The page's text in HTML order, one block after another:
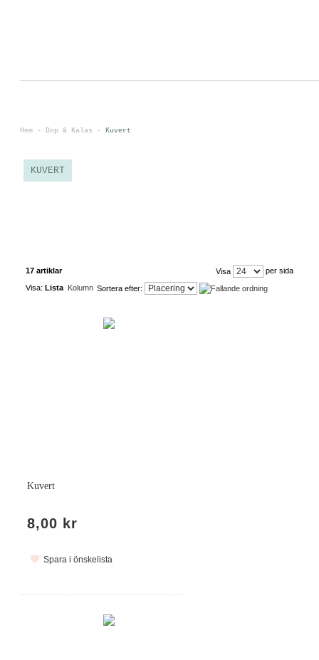
Hem - Dop & Kalas - Kuvert
KUVERT
17 artiklar Visa
per sida
Visa: Lista Kolumn Sortera efter:
Kuvert
8,00 kr
Spara i önskelista